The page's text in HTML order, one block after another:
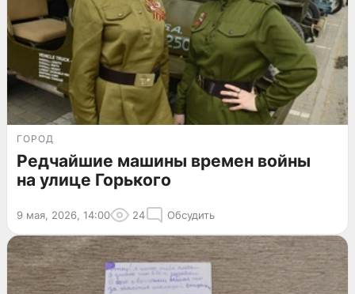
ГОРОД
Редчайшие машины времен войны
на улице Горького
9 мая, 2026, 14:00 24 Обсудить